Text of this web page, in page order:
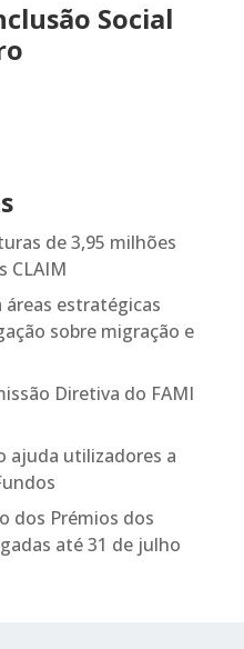
Social
de 3,95 milhões
CLAIM
estratégicas
sobre migração e
Diretiva do FAMI
ajuda utilizadores a
dos Prémios dos
até 31 de julho